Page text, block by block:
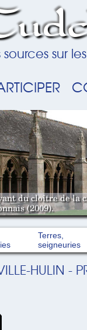
sources sur
du cloître de la
(2009).
Terres,
seigneuries
HULIN -